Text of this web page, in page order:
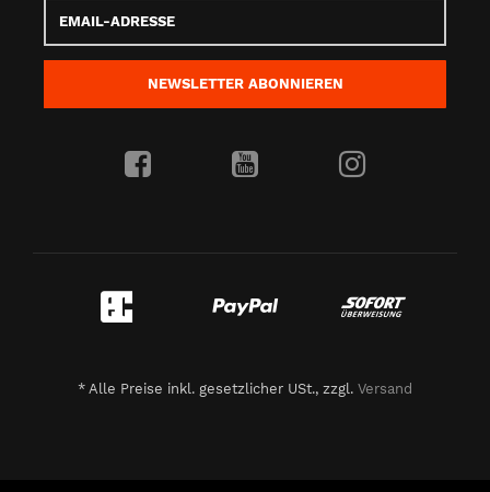
Adresse
NEWSLETTER ABONNIEREN
* Alle Preise inkl. gesetzlicher USt., zzgl. Versand